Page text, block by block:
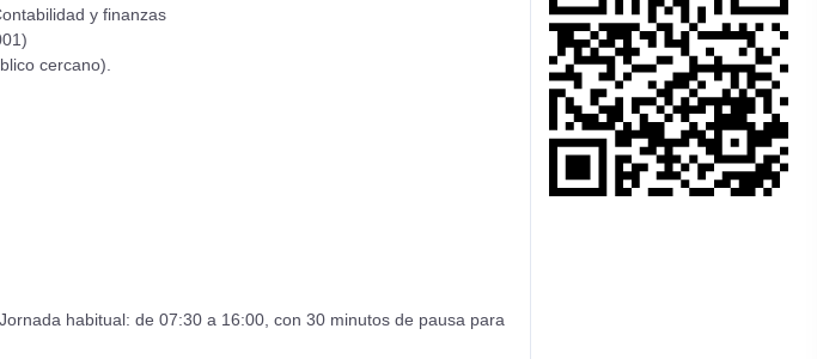
y finanzas
cercano).
habitual: de 07:30 a 16:00, con 30 minutos de pausa para